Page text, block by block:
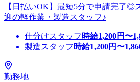
【日払いOK】最短5分で申請完了◎
迎の軽作業・製造スタッフ♪
仕分けスタッフ 時給1,200円〜
製造スタッフ 時給1,200円〜
勤務地